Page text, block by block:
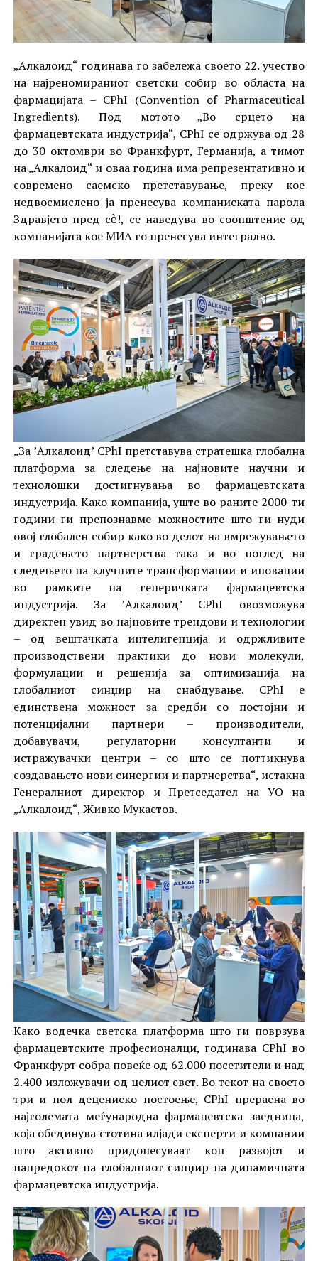
„Алкалоид“ годинава го забележа своето 22. учество
на најреномираниот светски собир во областа на
фармацијата – CPhI (Convention of Pharmaceutical
Ingredients). Под мотото „Во срцето на
фармацевтската индустрија“, CPhI се одржува од 28
до 30 октомври во Франкфурт, Германија, а тимот
на „Алкалоид“ и оваа година има репрезентативно и
современо саемско претставување, преку кое
недвосмислено ја пренесува компаниската парола
Здравјето пред сѐ!, се наведува во соопштение од
компанијата кое МИА го пренесува интегрално.
„За ’Алкалоид’ CPhI претставува стратешка глобална
платформа за следење на најновите научни и
технолошки достигнувања во фармацевтската
индустрија. Како компанија, уште во раните 2000-ти
години ги препознавме можностите што ги нуди
овој глобален собир како во делот на вмрежувањето
и градењето партнерства така и во поглед на
следењето на клучните трансформации и иновации
во рамките на генеричката фармацевтска
индустрија. За ’Алкалоид’ CPhI овозможува
директен увид во најновите трендови и технологии
– од вештачката интелигенција и одржливите
производствени практики до нови молекули,
формулации и решенија за оптимизација на
глобалниот синџир на снабдување. CPhI е
единствена можност за средби со постојни и
потенцијални партнери – производители,
добавувачи, регулаторни консултанти и
истражувачки центри – со што се поттикнува
создавањето нови синергии и партнерства“, истакна
Генералниот директор и Претседател на УО на
„Алкалоид“, Живко Мукаетов.
Како водечка светска платформа што ги поврзува
фармацевтските професионалци, годинава CPhI во
Франкфурт собра повеќе од 62.000 посетители и над
2.400 изложувачи од целиот свет. Во текот на своето
три и пол децениско постоење, CPhI прерасна во
најголемата меѓународна фармацевтска заедница,
која обединува стотина илјади експерти и компании
што активно придонесуваат кон развојот и
напредокот на глобалниот синџир на динамичната
фармацевтска индустрија.